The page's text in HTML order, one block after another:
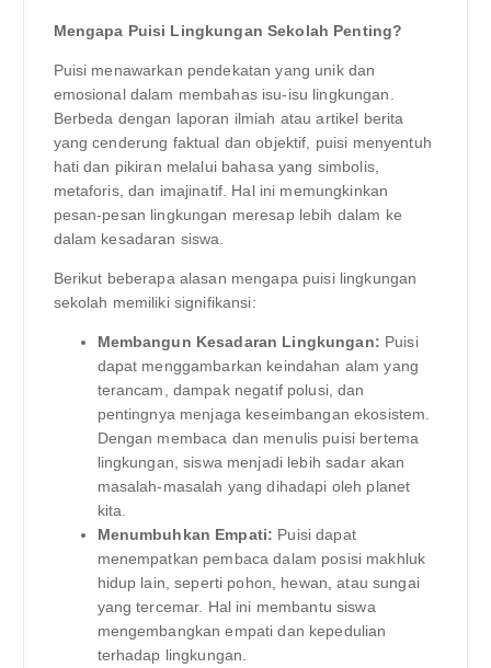
Mengapa Puisi Lingkungan Sekolah Penting?
Puisi menawarkan pendekatan yang unik dan
emosional dalam membahas isu-isu lingkungan.
Berbeda dengan laporan ilmiah atau artikel berita
yang cenderung faktual dan objektif, puisi menyentuh
hati dan pikiran melalui bahasa yang simbolis,
metaforis, dan imajinatif. Hal ini memungkinkan
pesan-pesan lingkungan meresap lebih dalam ke
dalam kesadaran siswa.
Berikut beberapa alasan mengapa puisi lingkungan
sekolah memiliki signifikansi:
Membangun Kesadaran Lingkungan: Puisi
dapat menggambarkan keindahan alam yang
terancam, dampak negatif polusi, dan
pentingnya menjaga keseimbangan ekosistem.
Dengan membaca dan menulis puisi bertema
lingkungan, siswa menjadi lebih sadar akan
masalah-masalah yang dihadapi oleh planet
kita.
Menumbuhkan Empati: Puisi dapat
menempatkan pembaca dalam posisi makhluk
hidup lain, seperti pohon, hewan, atau sungai
yang tercemar. Hal ini membantu siswa
mengembangkan empati dan kepedulian
terhadap lingkungan.